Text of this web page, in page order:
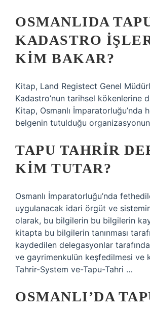
OSMANLIDA
KADASTRO
KIM BAKAR?
Kitap, Land Registect Genel
Kadastro’nun tarihsel kökenlerine
Kitap, Osmanlı İmparatorluğu’nda
belgenin tutulduğu organizasyonun
TAPU TAHRIR
KIM TUTAR?
Osmanlı İmparatorluğu’nda
uygulanacak idari örgüt ve
olarak, bu bilgilerin bu bilgilerin
kitapta bu bilgilerin tanınması
kaydedilen delegasyonlar
ve gayrimenkulün keşfedilmesi ve
Tahrir-System ve-Tapu-Tahri …
OSMANLI’DA